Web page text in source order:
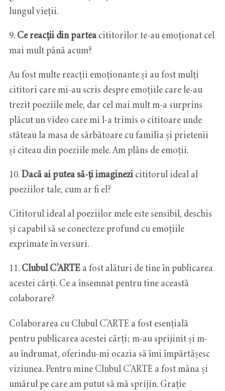
lungul vieții.
9.Ce reacții din parteacititorilor te-au emoționat cel
mai mult până acum?
Au fost multe reacții emoționante și au fost mulți
cititori care mi-au scris despre emoțiile care le-au
trezit poeziile mele, dar cel mai mult m-a surprins
plăcut un video care mi l-a trimis o cititoare unde
stăteau la masa de sărbătoare cu familia și prietenii
și citeau din poeziile mele. Am plâns de emoții.
10.Dacă ai putea să-ți imaginezicititorul ideal al
poeziilor tale, cum ar fi el?
Cititorul ideal al poeziilor mele este sensibil, deschis
și capabil să se conecteze profund cu emoțiile
exprimate în versuri.
11.Clubul C’ARTEa fost alături de tine în publicarea
acestei cărți. Ce a însemnat pentru tine această
colaborare?
Colaborarea cu Clubul C’ARTE a fost esențială
pentru publicarea acestei cărți; m-au sprijinit și m-
au îndrumat, oferindu-mi ocazia să îmi împărtășesc
viziunea. Pentru mine Clubul C’ARTE a fost mâna și
umărul pe care am putut să mă sprijin. Grație